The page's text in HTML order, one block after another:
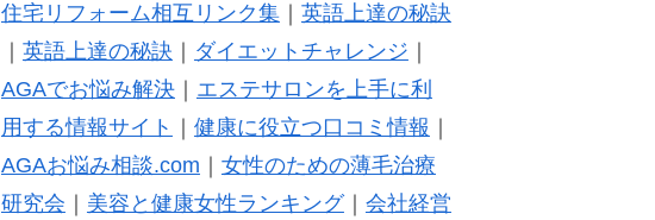
住宅リフォーム相互リンク集｜ 英語上達の秘訣
英語上達の秘訣 ダイエットチャレンジ
AGAでお悩み解決｜ エステサロンを上手に利
用する情報サイト
健康に役立つ口コミ情報
AGAお悩み相談.com
女性のための薄毛治療
研究会
美容と健康女性ランキング｜ 会社経営